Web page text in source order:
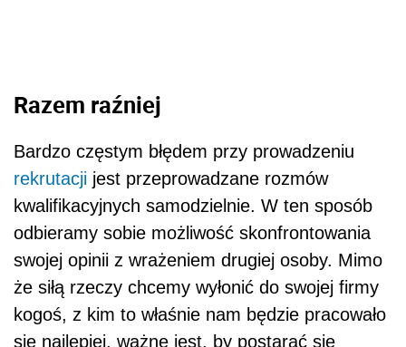
Razem raźniej
Bardzo częstym błędem przy prowadzeniu
rekrutacji jest przeprowadzane rozmów
kwalifikacyjnych samodzielnie. W ten sposób
odbieramy sobie możliwość skonfrontowania
swojej opinii z wrażeniem drugiej osoby. Mimo
że siłą rzeczy chcemy wyłonić do swojej firmy
kogoś, z kim to właśnie nam będzie pracowało
się najlepiej, ważne jest, by postarać się